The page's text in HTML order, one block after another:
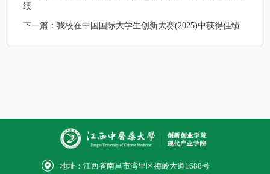
绩
下一篇：我校在中国国际大学生创新大赛(2025)中获得佳绩
地址：江西省南昌市湾里区梅岭大道1688号